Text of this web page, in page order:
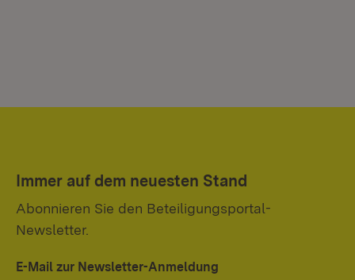
Immer auf dem neuesten Stand
Abonnieren Sie den Beteiligungsportal-
Newsletter.
E-Mail zur Newsletter-Anmeldung